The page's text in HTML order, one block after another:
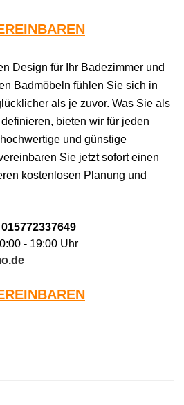
Design für Ihr Badezimmer und
Badmöbeln fühlen Sie sich in
als je zuvor. Was Sie als
bieten wir für jeden
und günstige
Sie jetzt sofort einen
kostenlosen Planung und
- 19:00 Uhr